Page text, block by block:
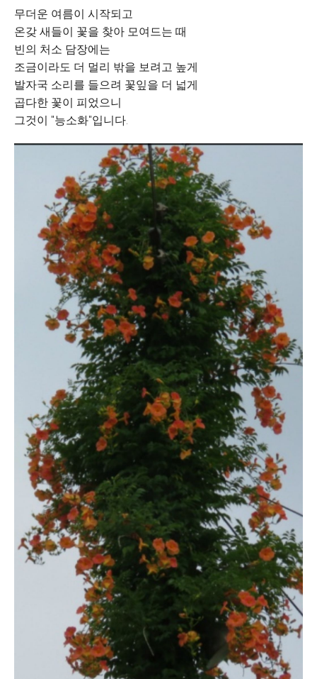
무더운 여름이 시작되고
온갖 새들이 꽃을 찾아 모여드는 때
빈의 처소 담장에는
조금이라도 더 멀리 밖을 보려고 높게
발자국 소리를 들으려 꽃잎을 더 넓게
곱다한 꽃이 피었으니
그것이 "능소화"입니다.